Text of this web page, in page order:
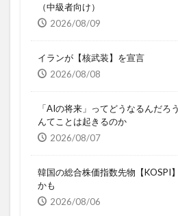
（中級者向け）
2026/08/09
イランが【核武装】を宣言
2026/08/08
「AIの将来」ってどうなるんだ
んてことは起きるのか
2026/08/07
韓国の総合株価指数先物【KOSPI
かも
2026/08/06